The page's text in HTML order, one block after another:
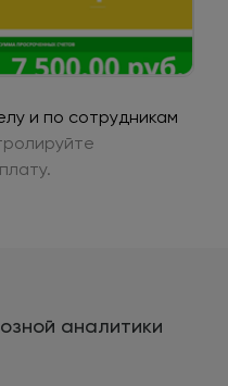
и по сотрудникам
аналитики